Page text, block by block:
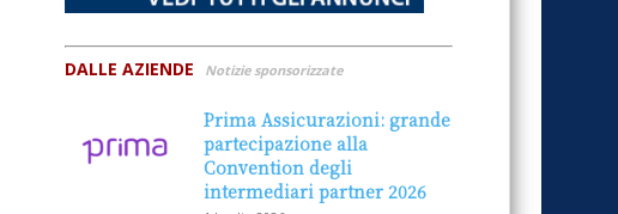
DALLE AZIENDE Notizie sponsorizzate
Prima Assicurazioni: grande
partecipazione alla
Convention degli
intermediari partner 2026